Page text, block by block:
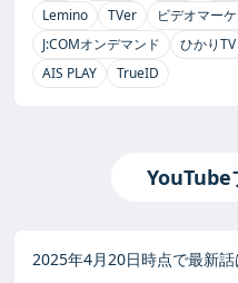
Lemino
TVer ビデオマー
J:COMオンデマンド
ひかりTV
AIS PLAY
TrueID
YouTube
2025年4月20日時点で最新話